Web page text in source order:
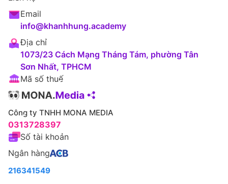
Email
info@khanhhung.academy
Địa chỉ
1073/23 Cách Mạng Tháng Tám, phường Tân
Sơn Nhất, TPHCM
Mã số thuế
Công ty TNHH MONA MEDIA
0313728397
Số tài khoản
Ngân hàng
216341549